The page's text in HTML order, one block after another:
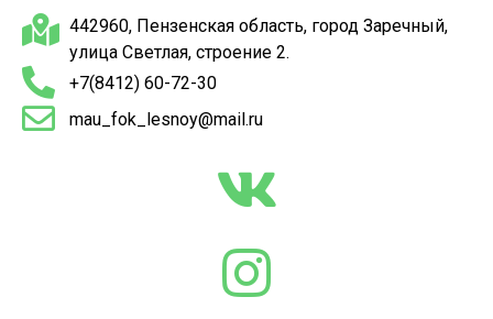
442960, Пензенская область, город Заречный,
улица Светлая, строение 2.
+7(8412) 60-72-30
mau_fok_lesnoy@mail.ru